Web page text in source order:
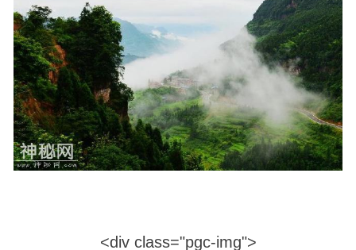
<div class="pgc-img">